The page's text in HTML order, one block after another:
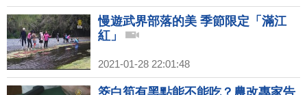
慢遊武界部落的美 季節限定「滿江
紅」
2021-01-28 22:01:48